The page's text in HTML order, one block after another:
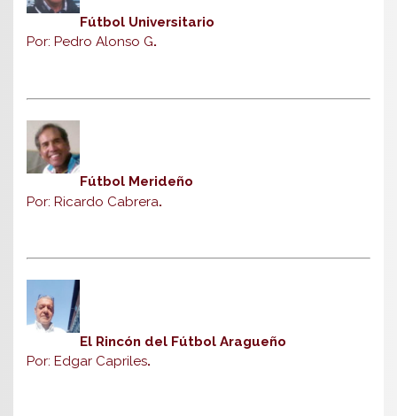
Fútbol Universitario
Por: Pedro Alonso G.
Fútbol Merideño
Por: Ricardo Cabrera.
El Rincón del Fútbol Aragueño
Por: Edgar Capriles.